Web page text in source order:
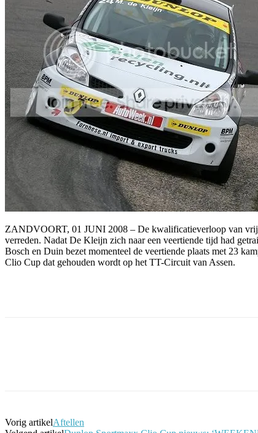
ZANDVOORT, 01 JUNI 2008 – De kwalificatieverloop van
verreden. Nadat De Kleijn zich naar een veertiende tijd had
Bosch en Duin bezet momenteel de veertiende plaats met 23
Clio Cup dat gehouden wordt op het TT-Circuit van Assen.
Vorig artikelAftellen